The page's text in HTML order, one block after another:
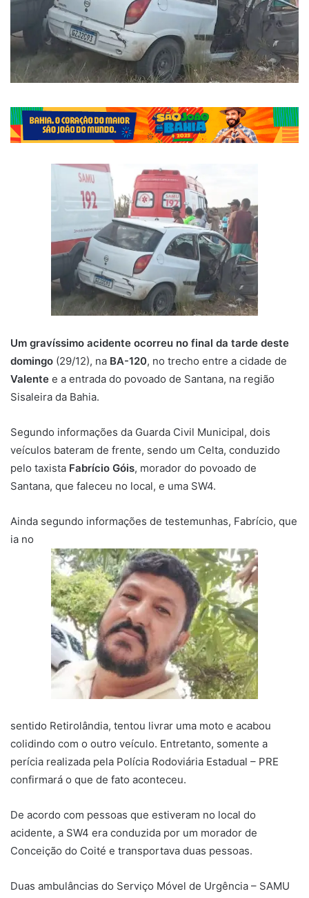
Um gravíssimo acidente ocorreu no final da tarde deste
domingo (29/12), na BA-120, no trecho entre a cidade de
Valente e a entrada do povoado de Santana, na região
Sisaleira da Bahia.
Segundo informações da Guarda Civil Municipal, dois
veículos bateram de frente, sendo um Celta, conduzido
pelo taxista Fabrício Góis, morador do povoado de
Santana, que faleceu no local, e uma SW4.
Ainda segundo informações de testemunhas, Fabrício, que
ia no
sentido Retirolândia, tentou livrar uma moto e acabou
colidindo com o outro veículo. Entretanto, somente a
perícia realizada pela Polícia Rodoviária Estadual – PRE
confirmará o que de fato aconteceu.
De acordo com pessoas que estiveram no local do
acidente, a SW4 era conduzida por um morador de
Conceição do Coité e transportava duas pessoas.
Duas ambulâncias do Serviço Móvel de Urgência – SAMU